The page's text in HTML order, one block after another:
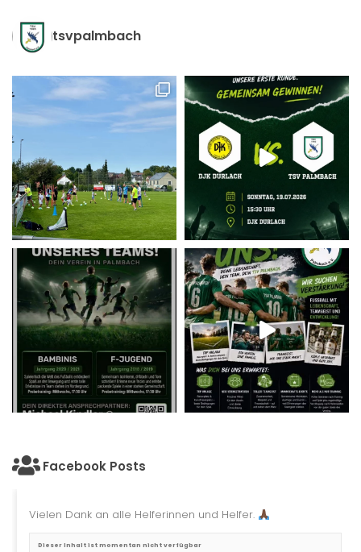
tsvpalmbach
Facebook Posts
Vielen Dank an alle Helferinnen und Helfer.
Dieser Inhalt ist momentan nicht verfügbar